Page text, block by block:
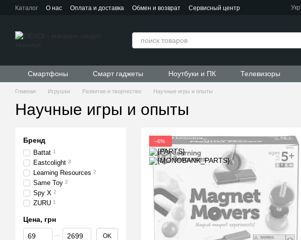
Перейти к основному контенту
Каталог О нас Оплата и доставка Обмен и возврат
Сервисный центр
Укр
Смартфоны Смарт гаджеты Ноутбуки и ПК Телевизоры
Главная Игрушки Развитие и творчество Научные игры и опыты
Научные игры и опыты
−6%
Бренд
Battat 1
Eastcolight 3
Learning Resources 2
Same Toy 2
Spy X 2
ZURU 1
Цена, грн
От Цена, грн
До Цена, грн OK